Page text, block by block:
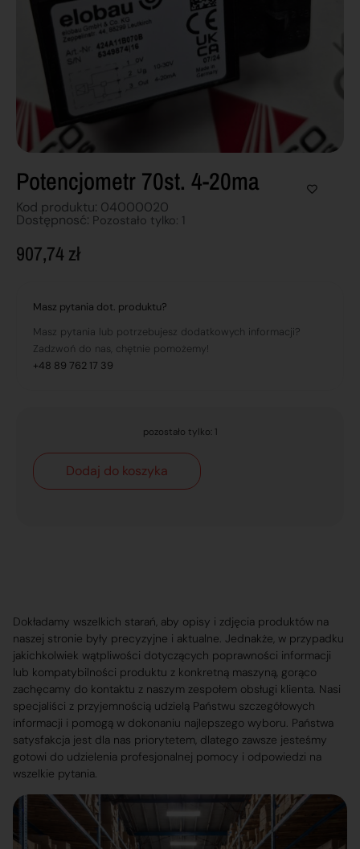
Potencjometr 70st. 4-20ma
Kod produktu: 04000020
Dostępnosć: Pozostało tylko: 1
907,74zł
Masz pytania dot. produktu?
Masz pytania lub potrzebujesz dodatkowych informacji?
Zadzwoń do nas, chętnie pomożemy!
+48 89 762 17 39
pozostało tylko: 1
Dodaj do koszyka
Dokładamy wszelkich starań, aby opisy i zdjęcia produktów na
naszej stronie były precyzyjne i aktualne. Jednakże, w przypadku
jakichkolwiek wątpliwości dotyczących poprawności informacji
lub kompatybilności produktu z konkretną maszyną, gorąco
zachęcamy do kontaktu z naszym zespołem obsługi klienta. Nasi
specjaliści z przyjemnością udzielą Państwu szczegółowych
informacji i pomogą w dokonaniu najlepszego wyboru. Państwa
satysfakcja jest dla nas priorytetem, dlatego zawsze jesteśmy
gotowi do udzielenia profesjonalnej pomocy i odpowiedzi na
wszelkie pytania.